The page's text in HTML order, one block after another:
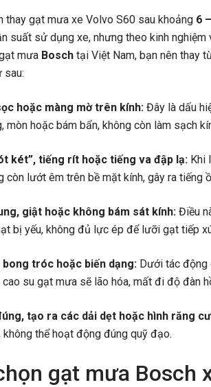
thay gạt mưa xe Volvo S60 sau khoảng 6
suất sử dụng xe, nhưng theo kinh
mưa Bosch tại Việt Nam, bạn nên thay
sau:
hoặc màng mờ trên kính: Đây là dấu
mòn hoặc bám bẩn, không còn làm sạch
két”, tiếng rít hoặc tiếng va đập lạ: Khi
còn lướt êm trên bề mặt kính, gây ra tiếng
giật hoặc không bám sát kính: Điều
bị yếu, không đủ lực ép để lưỡi gạt tiếp
tróc hoặc biến dạng: Dưới tác động
su gạt mưa sẽ lão hóa, mất đi độ đàn
tạo ra các dải dẹt hoặc hình răng
thể hoạt động đúng quỹ đạo.
gạt mưa Bosch